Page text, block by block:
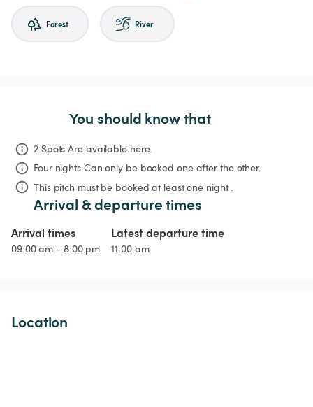
Forest River
You should know that
2 Spots Are available here.
Four nights Can only be booked one after the other.
This pitch must be booked at least one night .
Arrival & departure times
Arrival times
09:00 am - 8:00 pm
Latest departure time
11:00 am
Location